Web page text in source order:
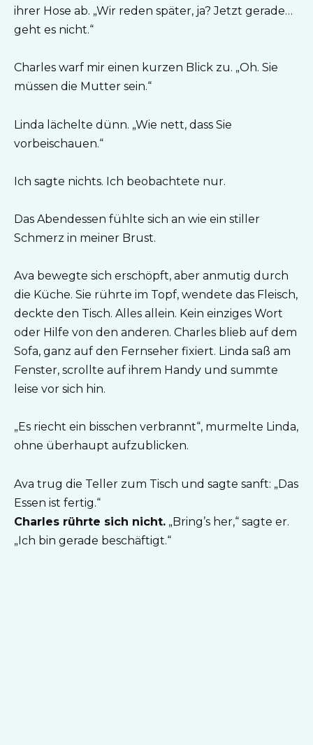
ihrer Hose ab. „Wir reden später, ja? Jetzt gerade…
geht es nicht.“
Charles warf mir einen kurzen Blick zu. „Oh. Sie
müssen die Mutter sein.“
Linda lächelte dünn. „Wie nett, dass Sie
vorbeischauen.“
Ich sagte nichts. Ich beobachtete nur.
Das Abendessen fühlte sich an wie ein stiller
Schmerz in meiner Brust.
Ava bewegte sich erschöpft, aber anmutig durch
die Küche. Sie rührte im Topf, wendete das Fleisch,
deckte den Tisch. Alles allein. Kein einziges Wort
oder Hilfe von den anderen. Charles blieb auf dem
Sofa, ganz auf den Fernseher fixiert. Linda saß am
Fenster, scrollte auf ihrem Handy und summte
leise vor sich hin.
„Es riecht ein bisschen verbrannt“, murmelte Linda,
ohne überhaupt aufzublicken.
Ava trug die Teller zum Tisch und sagte sanft: „Das
Essen ist fertig.“
Charles rührte sich nicht. „Bring’s her,“ sagte er.
„Ich bin gerade beschäftigt.“